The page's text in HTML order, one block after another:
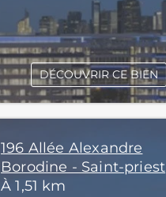
DÉCOUVRIR CE BIEN
196 Allée Alexandre
Borodine - Saint-priest
À 1,51 km